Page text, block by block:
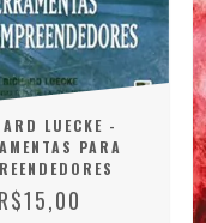
LUECKE -
PARA
R$15,00